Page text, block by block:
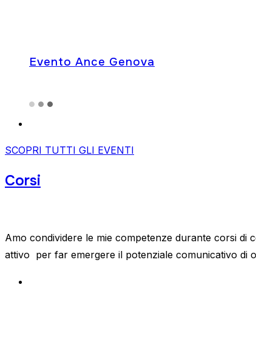
Evento Ance Genova
SCOPRI TUTTI GLI EVENTI
Corsi
Amo condividere le mie competenze durante corsi di
attivo per far emergere il potenziale comunicativo di